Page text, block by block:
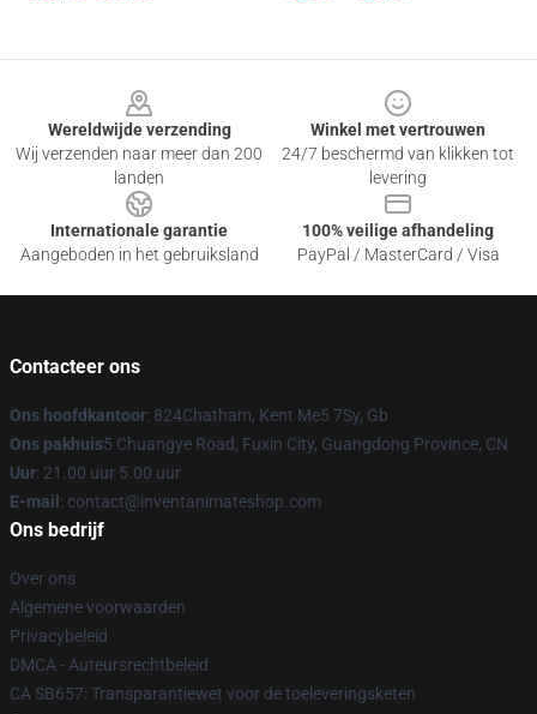
Wereldwijde verzending
Wij verzenden naar meer dan 200
landen
Winkel met vertrouwen
24/7 beschermd van klikken tot
levering
Internationale garantie
Aangeboden in het gebruiksland
100% veilige afhandeling
PayPal / MasterCard / Visa
Contacteer ons
Ons hoofdkantoor: 824Chatham, Kent Me5 7Sy, Gb
Ons pakhuis5 Chuangye Road, Fuxin City, Guangdong Province, CN
Uur: 21.00 uur 5.00 uur
E-mail : contact@inventanimateshop.com
Ons bedrijf
Over ons
Algemene voorwaarden
Privacybeleid
DMCA - Auteursrechtbeleid
CA SB657: Transparantiewet voor de toeleveringsketen